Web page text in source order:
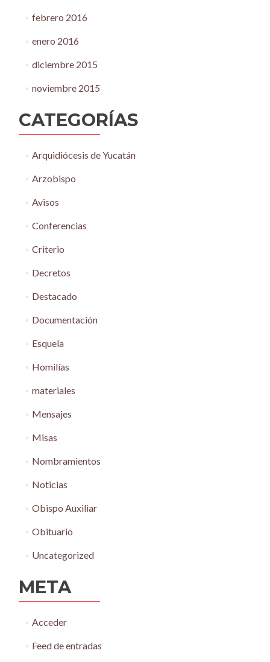
febrero 2016
enero 2016
diciembre 2015
noviembre 2015
CATEGORÍAS
Arquidiócesis de Yucatán
Arzobispo
Avisos
Conferencias
Criterio
Decretos
Destacado
Documentación
Esquela
Homilías
materiales
Mensajes
Misas
Nombramientos
Noticias
Obispo Auxiliar
Obituario
Uncategorized
META
Acceder
Feed de entradas